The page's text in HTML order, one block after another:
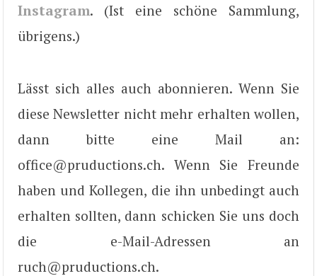
Instagram. (Ist eine schöne Sammlung,
übrigens.)
Lässt sich alles auch abonnieren. Wenn Sie
diese Newsletter nicht mehr erhalten wollen,
dann bitte eine Mail an:
office@pruductions.ch. Wenn Sie Freunde
haben und Kollegen, die ihn unbedingt auch
erhalten sollten, dann schicken Sie uns doch
die e-Mail-Adressen an
ruch@pruductions.ch.